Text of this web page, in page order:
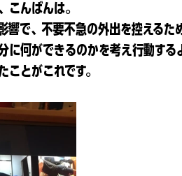
こんばんは。
響で、不要不急の外出を控える
に何ができるのかを考え行動する
ことがこれです。